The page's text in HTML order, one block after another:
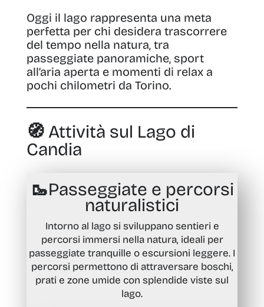
Oggi il lago rappresenta una meta
perfetta per chi desidera trascorrere
del tempo nella natura, tra
passeggiate panoramiche, sport
all’aria aperta e momenti di relax a
pochi chilometri da Torino.
🧭 Attività sul Lago di
Candia
🥾Passeggiate e percorsi
naturalistici
Intorno al lago si sviluppano sentieri e
percorsi immersi nella natura, ideali per
passeggiate tranquille o escursioni leggere. I
percorsi permettono di attraversare boschi,
prati e zone umide con splendide viste sul
lago.